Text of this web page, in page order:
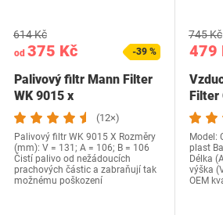
od 375 Kč
614 Kč
-39 %
Palivový filtr Mann Filter
WK 9015 x
(12×)
Palivový filtr WK 9015 X Rozměry
(mm): V = 131; A = 106; B = 106
Čistí palivo od nežádoucích
prachových částic a zabraňují tak
možnému poškození
479
745 Kč
Filter
Model:
plast
Délka
výška
OEM